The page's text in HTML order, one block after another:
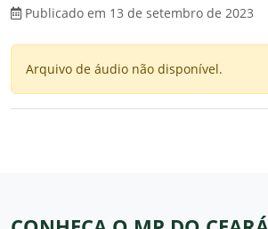
Publicado em 13 de setembro de 2023
Arquivo de áudio não disponível.